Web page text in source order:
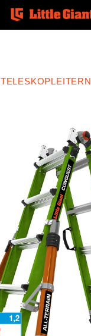
TELESKOPLEITERN